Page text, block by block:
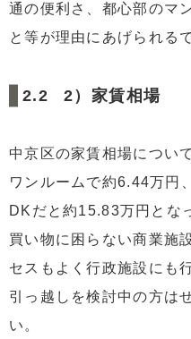
通の便利さ、都心部のマ
と等が理由にあげられる
2）家賃相場
中京区の家賃相場につい
ワンルームで約6.44万円
DKだと約15.83万円とな
買い物に困らない商業施
セスもよく行政施設にも
引っ越しを検討中の方は
い。